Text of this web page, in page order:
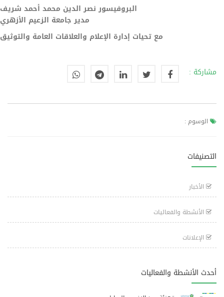
البروفيسور نصر الدين محمد أحمد شريف
مدير جامعة الزعيم الأزهري
مع تحيات إدارة الإعلام والعلاقات العامة والتوثيق
مشاركة :
الوسوم :
التصنيفات
الأخبار
الأنشطة والفعاليات
الإعلانات
أحدث الأنشطة والفعاليات